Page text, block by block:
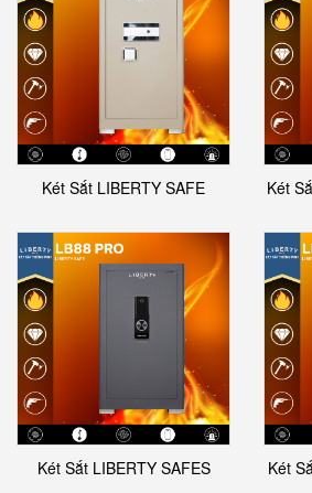
Két Sắt LIBERTY SAFE
Két
Két Sắt LIBERTY SAFES Két